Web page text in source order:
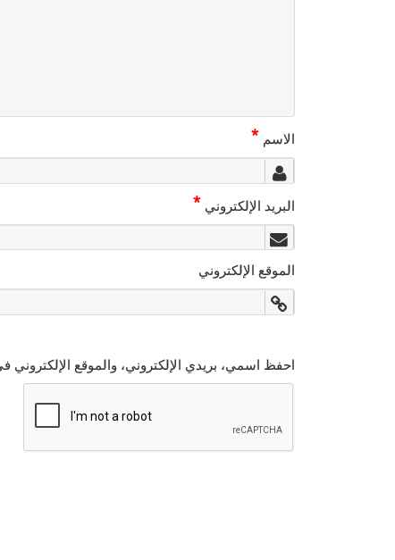
الاسم *
البريد الإلكتروني *
الموقع الإلكتروني
احفظ اسمي، بريدي الإلكتروني، والموقع